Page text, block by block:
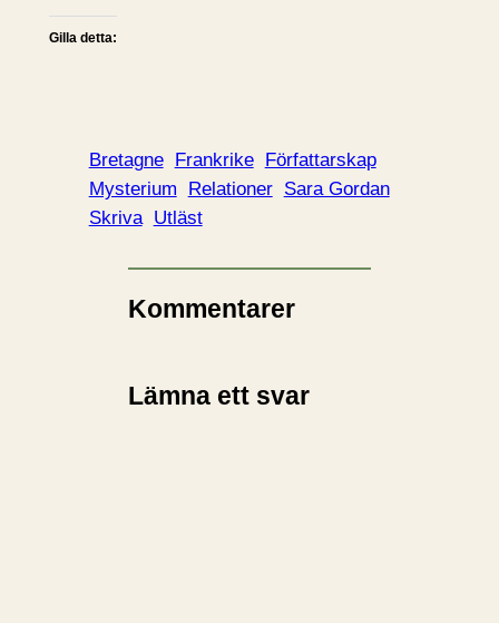
Gilla detta:
Bretagne Frankrike Författarskap
Mysterium
Relationer Sara Gordan
Skriva Utläst
Kommentarer
Lämna ett svar